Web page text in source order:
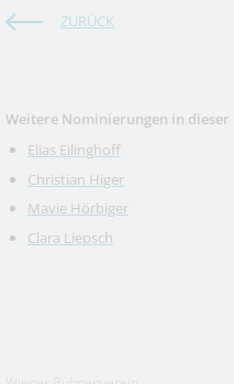
ZURÜCK
Weitere Nominierungen in dieser
Elias Eilinghoff
Christian Higer
Mavie Hörbiger
Clara Liepsch